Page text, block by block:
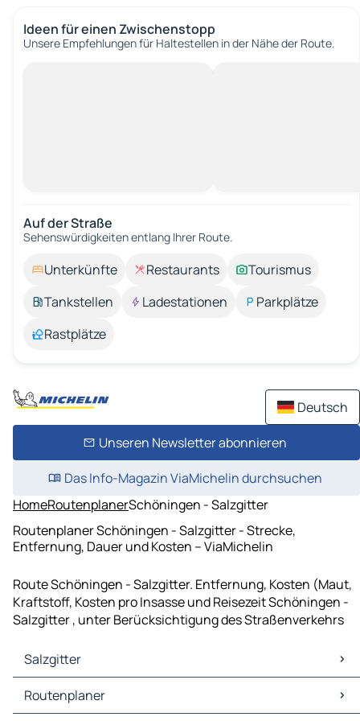
Ideen für einen Zwischenstopp
Unsere Empfehlungen für Haltestellen in der Nähe der Route.
Auf der Straße
Sehenswürdigkeiten entlang Ihrer Route.
Unterkünfte Restaurants
Tourismus
Tankstellen
Ladestationen
Parkplätze
Rastplätze
Deutsch
Unseren Newsletter abonnieren
Das Info-Magazin ViaMichelin durchsuchen
HomeRoutenplanerSchöningen - Salzgitter
Routenplaner Schöningen - Salzgitter - Strecke,
Entfernung, Dauer und Kosten – ViaMichelin
Route Schöningen - Salzgitter. Entfernung, Kosten (Maut,
Kraftstoff, Kosten pro Insasse und Reisezeit Schöningen -
Salzgitter , unter Berücksichtigung des Straßenverkehrs
Salzgitter
Salzgitter Karten Stadtplan
Salzgitter Verkehr
Routenplaner